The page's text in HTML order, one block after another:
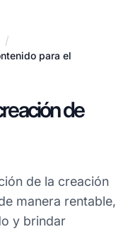
/
para el
de
de la creación
manera rentable,
y brindar